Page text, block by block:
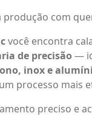
produção com
você encontra
de precisão —
inox e
processo mais
preciso e